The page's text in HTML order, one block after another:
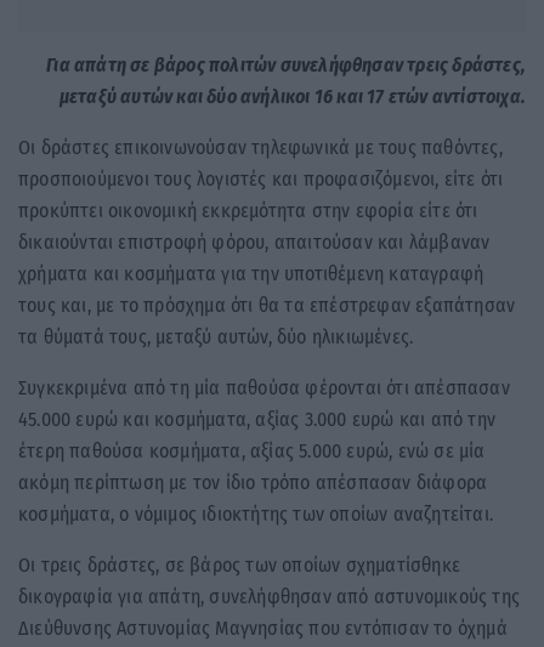
Για απάτη σε βάρος πολιτών συνελήφθησαν τρεις δράστες,
μεταξύ αυτών και δύο ανήλικοι 16 και 17 ετών αντίστοιχα.
Οι δράστες επικοινωνούσαν τηλεφωνικά με τους παθόντες,
προσποιούμενοι τους λογιστές και προφασιζόμενοι, είτε ότι
προκύπτει οικονομική εκκρεμότητα στην εφορία είτε ότι
δικαιούνται επιστροφή φόρου, απαιτούσαν και λάμβαναν
χρήματα και κοσμήματα για την υποτιθέμενη καταγραφή
τους και, με το πρόσχημα ότι θα τα επέστρεφαν εξαπάτησαν
τα θύματά τους, μεταξύ αυτών, δύο ηλικιωμένες.
Συγκεκριμένα από τη μία παθούσα φέρονται ότι απέσπασαν
45.000 ευρώ και κοσμήματα, αξίας 3.000 ευρώ και από την
έτερη παθούσα κοσμήματα, αξίας 5.000 ευρώ, ενώ σε μία
ακόμη περίπτωση με τον ίδιο τρόπο απέσπασαν διάφορα
κοσμήματα, ο νόμιμος ιδιοκτήτης των οποίων αναζητείται.
Οι τρεις δράστες, σε βάρος των οποίων σχηματίσθηκε
δικογραφία για απάτη, συνελήφθησαν από αστυνομικούς της
Διεύθυνσης Αστυνομίας Μαγνησίας που εντόπισαν το όχημά